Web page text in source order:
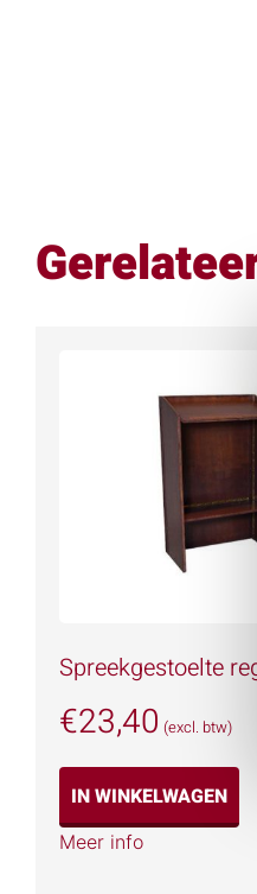
Spreekgestoelte
€23,40 (excl. btw)
IN WINKELWAGEN
Meer info